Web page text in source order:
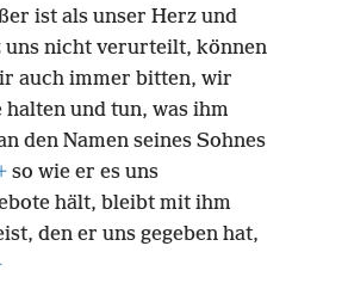
ist als unser Herz und
uns nicht verurteilt, können
auch immer bitten, wir
und tun, was ihm
den Namen seines Sohnes
so wie er es uns
hält, bleibt mit ihm
den er uns gegeben hat,